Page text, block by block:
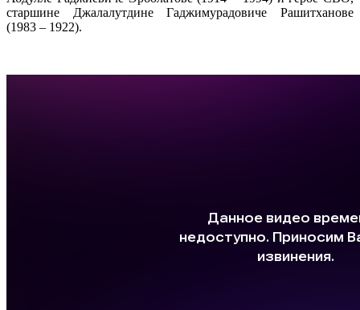
старшине Джалалутдине Гаджимурадовиче Рашитханове
(1983 – 1922).